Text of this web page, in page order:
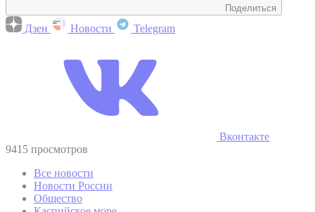
Поделиться
Дзен Новости Telegram
Вконтакте
9415 просмотров
Все новости
Новости России
Общество